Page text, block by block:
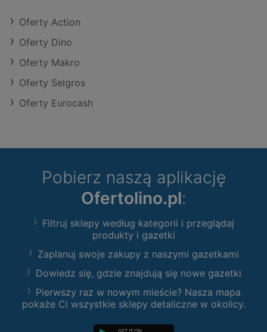
Oferty Action
Oferty Dino
Oferty Makro
Oferty Selgros
Oferty Eurocash
Pobierz naszą aplikację
Ofertolino.pl:
Filtruj sklepy według kategorii i przeglądaj
produkty i gazetki
Zaplanuj swoje zakupy z naszymi gazetkami
Dowiedz się, gdzie znajdują się nowe gazetki
Pierwszy raz w nowym mieście? Nasza mapa
pokaże Ci wszystkie sklepy detaliczne w okolicy.